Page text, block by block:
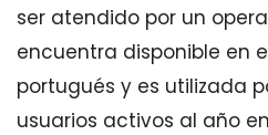
ser atendido por un
encuentra disponible en
portugués y es utilizada
usuarios activos al año